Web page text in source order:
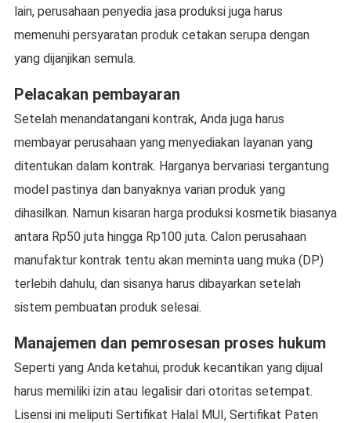
lain, perusahaan penyedia jasa produksi juga harus
memenuhi persyaratan produk cetakan serupa dengan
yang dijanjikan semula.
Pelacakan pembayaran
Setelah menandatangani kontrak, Anda juga harus
membayar perusahaan yang menyediakan layanan yang
ditentukan dalam kontrak. Harganya bervariasi tergantung
model pastinya dan banyaknya varian produk yang
dihasilkan. Namun kisaran harga produksi kosmetik biasanya
antara Rp50 juta hingga Rp100 juta. Calon perusahaan
manufaktur kontrak tentu akan meminta uang muka (DP)
terlebih dahulu, dan sisanya harus dibayarkan setelah
sistem pembuatan produk selesai.
Manajemen dan pemrosesan proses hukum
Seperti yang Anda ketahui, produk kecantikan yang dijual
harus memiliki izin atau legalisir dari otoritas setempat.
Lisensi ini meliputi Sertifikat Halal MUI, Sertifikat Paten